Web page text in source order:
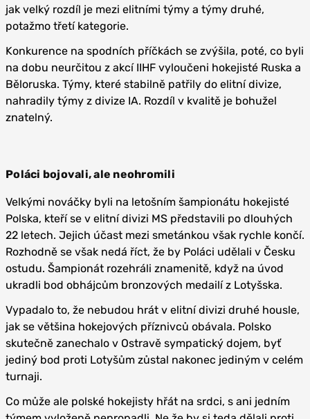
jak velký rozdíl je mezi elitními týmy a týmy druhé,
potažmo třetí kategorie.
Konkurence na spodních příčkách se zvýšila, poté, co byli
na dobu neurčitou z akcí IIHF vyloučeni hokejisté Ruska a
Běloruska. Týmy, které stabilně patřily do elitní divize,
nahradily týmy z divize IA. Rozdíl v kvalitě je bohužel
znatelný.
Poláci bojovali, ale neohromili
Velkými nováčky byli na letošním šampionátu hokejisté
Polska, kteří se v elitní divizi MS představili po dlouhých
22 letech. Jejich účast mezi smetánkou však rychle končí.
Rozhodně se však nedá říct, že by Poláci udělali v Česku
ostudu. Šampionát rozehráli znamenitě, když na úvod
ukradli bod obhájcům bronzových medailí z Lotyšska.
Vypadalo to, že nebudou hrát v elitní divizi druhé housle,
jak se většina hokejových příznivců obávala. Polsko
skutečně zanechalo v Ostravě sympatický dojem, byť
jediný bod proti Lotyšům zůstal nakonec jediným v celém
turnaji.
Co může ale polské hokejisty hřát na srdci, s ani jedním